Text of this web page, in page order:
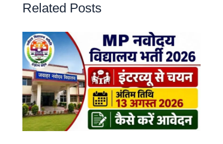
Related Posts